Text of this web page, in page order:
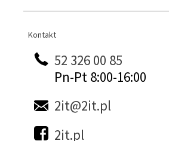
Kontakt
Kontakt
52 326 00 85
Pn-Pt 8:00-16:00
2it@2it.pl
2it.pl